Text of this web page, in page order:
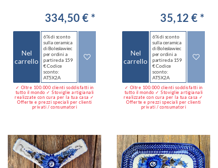
334,50 € *
Nel
carrello
6% di sconto
sulla ceramica
di Bolesławiec
per ordini a
partire da 159
€ Codice
sconto:
AT5X2A
✓ Oltre 100.000 clienti soddisfatti in
tutto il mondo ✓ Stoviglie artigianali
realizzate con cura per la tua casa ✓
Offerte e prezzi speciali per clienti
privati / consumatori
35,12 € *
Nel
carrello
6% di sconto
sulla ceramica
di Bolesławiec
per ordini a
partire da 159
€ Codice
sconto:
AT5X2A
✓ Oltre 100.000 clienti soddisfatti in
tutto il mondo ✓ Stoviglie artigianali
realizzate con cura per la tua casa ✓
Offerte e prezzi speciali per clienti
privati / consumatori